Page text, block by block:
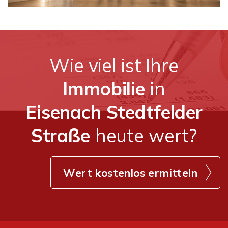
Wie viel ist Ihre
Immobiliein
Eisenach Stedtfelder
Straße heute wert?
Wert kostenlos ermitteln